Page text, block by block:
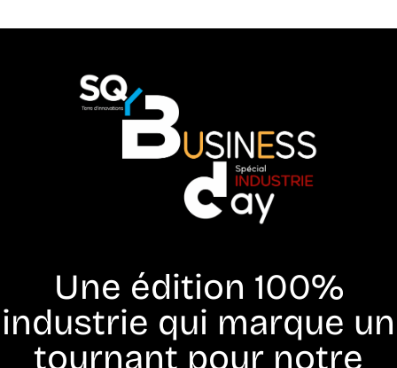
Une édition 100%
industrie qui marque un
tournant pour notre